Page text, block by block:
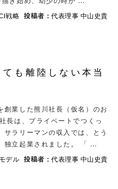
戦略 投稿者：代表理事 中山史貴
も離陸しない本当
創業した熊川社長（仮名）のお
長は、プライベートでつくっ
ラリーマンの収入では、とう
独立起業されました。 「 …
デル 投稿者：代表理事 中山史貴